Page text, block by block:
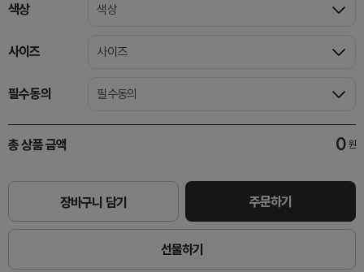
색상 색상
사이즈 사이즈
필수동의 필수동의
총 상품 금액 0 원
장바구니 담기 주문하기
선물하기